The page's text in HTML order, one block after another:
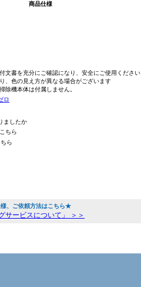
商品仕様
文書を充分にご確認になり、安全にご使用ください
、色の見え方が異なる場合がございます
除機本体は付属しません。
ましたか
ちら
ら
、ご依頼方法はこちら★
サービスについて」 ＞＞